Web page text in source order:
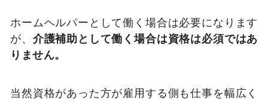
ホームヘルパーとして働く場合は必要になります
が、 介護補助として働く場合は資格は必須ではあ
りません。
当然資格があった方が雇用する側も仕事を幅広く